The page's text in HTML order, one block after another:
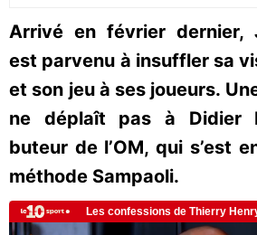
Arrivé en février dernier,
est parvenu à insuffler sa
et son jeu à ses joueurs.
ne déplaît pas à Didier
buteur de l’OM, qui s’est
méthode Sampaoli.